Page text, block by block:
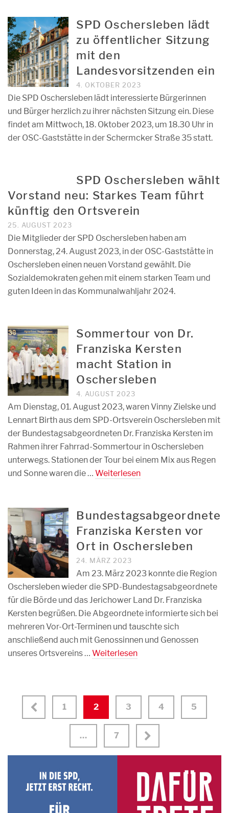
SPD Oschersleben lädt
zu öffentlicher Sitzung
mit den
Landesvorsitzenden ein
4. OKTOBER 2023
Die SPD Oschersleben lädt interessierte Bürgerinnen
und Bürger herzlich zu ihrer nächsten Sitzung ein. Diese
findet am Mittwoch, 18. Oktober 2023, um 18.30 Uhr in
der OSC-Gaststätte in der Schermcker Straße 35 statt.
SPD Oschersleben wählt
Vorstand neu: Starkes Team führt
künftig den Ortsverein
25. AUGUST 2023
Die Mitglieder der SPD Oschersleben haben am
Donnerstag, 24. August 2023, in der OSC-Gaststätte in
Oschersleben einen neuen Vorstand gewählt. Die
Sozialdemokraten gehen mit einem starken Team und
guten Ideen in das Kommunalwahljahr 2024.
Sommertour von Dr.
Franziska Kersten
macht Station in
Oschersleben
4. AUGUST 2023
Am Dienstag, 01. August 2023, waren Vinny Zielske und
Lennart Birth aus dem SPD-Ortsverein Oschersleben mit
der Bundestagsabgeordneten Dr. Franziska Kersten im
Rahmen ihrer Fahrrad-Sommertour in Oschersleben
unterwegs. Stationen der Tour bei einem Mix aus Regen
und Sonne waren die … Weiterlesen
Bundestagsabgeordnete
Franziska Kersten vor
Ort in Oschersleben
24. MÄRZ 2023
Am 23. März 2023 konnte die Region
Oschersleben wieder die SPD-Bundestagsabgeordnete
für die Börde und das Jerichower Land Dr. Franziska
Kersten begrüßen. Die Abgeordnete informierte sich bei
mehreren Vor-Ort-Terminen und tauschte sich
anschließend auch mit Genossinnen und Genossen
unseres Ortsvereins … Weiterlesen
1 2 3 4 5
… 7